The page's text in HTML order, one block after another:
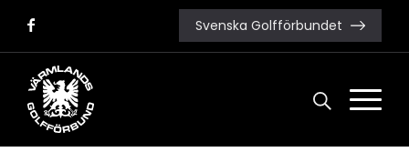
Svenska Golfförbundet
Söndag 23 juni gick den 3:e deltävlingen av
Värmlands Mix av stapeln, spelplats Sunne GK
och spelformen Irish Greensome.